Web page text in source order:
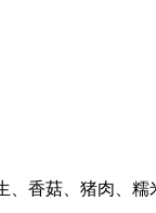
香菇、猪肉、糯